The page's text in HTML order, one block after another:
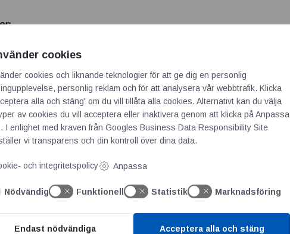
krokar, belysning, förvaring,
bordsben & stödben
och profil här
cookies
cookies och liknande teknologier för att ge dig en personlig
personlig reklam och för att analysera vår webbtrafik. Klicka
alla och stäng' om du vill tillåta alla cookies. Alternativt kan du välja
av cookies du vill acceptera eller inaktivera genom att klicka på Anpassa
I enlighet med kraven från Googles Business Data Responsibility Site
vi transparens och din kontroll över dina data.
och integritetspolicy Anpassa
Nödvändig Funktionell Statistik Marknadsföring
Endast nödvändiga Acceptera alla och stäng